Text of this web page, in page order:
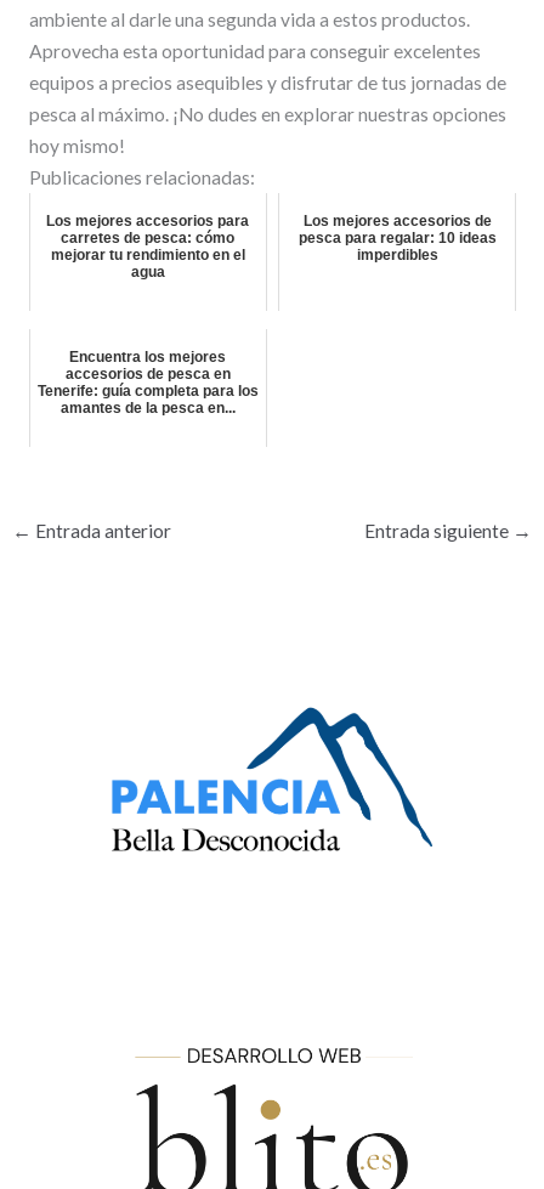
ambiente al darle una segunda vida a estos productos.
Aprovecha esta oportunidad para conseguir excelentes
equipos a precios asequibles y disfrutar de tus jornadas de
pesca al máximo. ¡No dudes en explorar nuestras opciones
hoy mismo!
Publicaciones relacionadas:
Los mejores accesorios para
carretes de pesca: cómo
mejorar tu rendimiento en el
agua
Los mejores accesorios de
pesca para regalar: 10 ideas
imperdibles
Encuentra los mejores
accesorios de pesca en
Tenerife: guía completa para los
amantes de la pesca en...
← Entrada anterior Entrada siguiente →